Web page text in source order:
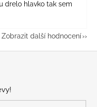
drelo hlavko tak sem
Zobrazit další hodnocení